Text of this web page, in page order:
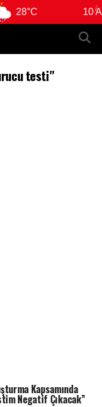
28°C 10
testi"
Kapsamında
Negatif Çıkacak”